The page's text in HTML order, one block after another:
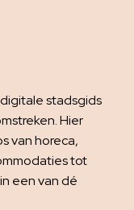
stadsgids
Hier
van horeca,
tot
een van dé